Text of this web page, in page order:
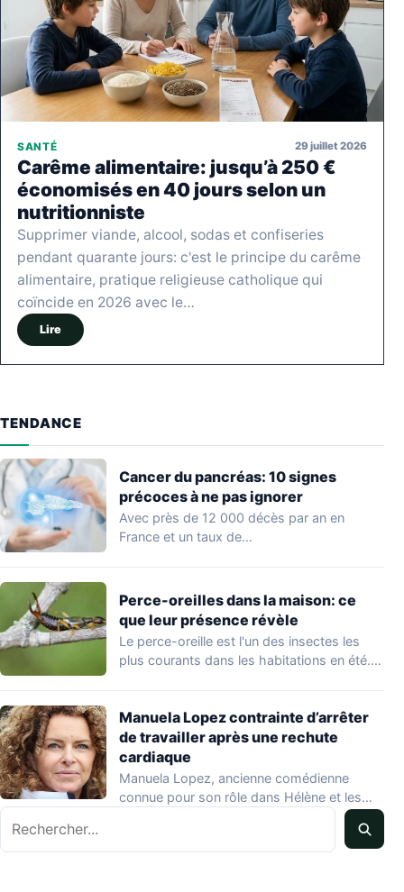
SANTÉ 29 juillet 2026
Carême alimentaire: jusqu’à 250 €
économisés en 40 jours selon un
nutritionniste
Supprimer viande, alcool, sodas et confiseries
pendant quarante jours: c'est le principe du carême
alimentaire, pratique religieuse catholique qui
coïncide en 2026 avec le…
Lire
TENDANCE
Cancer du pancréas: 10 signes
précoces à ne pas ignorer
Avec près de 12 000 décès par an en
France et un taux de…
Perce-oreilles dans la maison: ce
que leur présence révèle
Le perce-oreille est l'un des insectes les
plus courants dans les habitations en été.…
Manuela Lopez contrainte d’arrêter
de travailler après une rechute
cardiaque
Manuela Lopez, ancienne comédienne
connue pour son rôle dans Hélène et les
Rechercher